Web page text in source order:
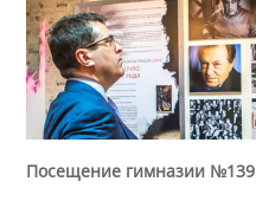
Посещение гимназии №139